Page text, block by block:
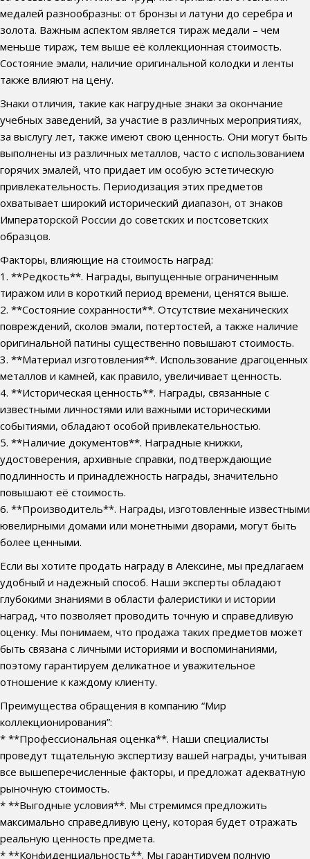
медалей разнообразны: от бронзы и латуни до серебра и
золота. Важным аспектом является тираж медали – чем
меньше тираж, тем выше её коллекционная стоимость.
Состояние эмали, наличие оригинальной колодки и ленты
также влияют на цену.
Знаки отличия, такие как нагрудные знаки за окончание
учебных заведений, за участие в различных мероприятиях,
за выслугу лет, также имеют свою ценность. Они могут быть
выполнены из различных металлов, часто с использованием
горячих эмалей, что придает им особую эстетическую
привлекательность. Периодизация этих предметов
охватывает широкий исторический диапазон, от знаков
Императорской России до советских и постсоветских
образцов.
Факторы, влияющие на стоимость наград:
1. **Редкость**. Награды, выпущенные ограниченным
тиражом или в короткий период времени, ценятся выше.
2. **Состояние сохранности**. Отсутствие механических
повреждений, сколов эмали, потертостей, а также наличие
оригинальной патины существенно повышают стоимость.
3. **Материал изготовления**. Использование драгоценных
металлов и камней, как правило, увеличивает ценность.
4. **Историческая ценность**. Награды, связанные с
известными личностями или важными историческими
событиями, обладают особой привлекательностью.
5. **Наличие документов**. Наградные книжки,
удостоверения, архивные справки, подтверждающие
подлинность и принадлежность награды, значительно
повышают её стоимость.
6. **Производитель**. Награды, изготовленные известными
ювелирными домами или монетными дворами, могут быть
более ценными.
Если вы хотите продать награду в Алексине, мы предлагаем
удобный и надежный способ. Наши эксперты обладают
глубокими знаниями в области фалеристики и истории
наград, что позволяет проводить точную и справедливую
оценку. Мы понимаем, что продажа таких предметов может
быть связана с личными историями и воспоминаниями,
поэтому гарантируем деликатное и уважительное
отношение к каждому клиенту.
Преимущества обращения в компанию “Мир
коллекционирования”:
* **Профессиональная оценка**. Наши специалисты
проведут тщательную экспертизу вашей награды, учитывая
все вышеперечисленные факторы, и предложат адекватную
рыночную стоимость.
* **Выгодные условия**. Мы стремимся предложить
максимально справедливую цену, которая будет отражать
реальную ценность предмета.
* **Конфиденциальность**. Мы гарантируем полную